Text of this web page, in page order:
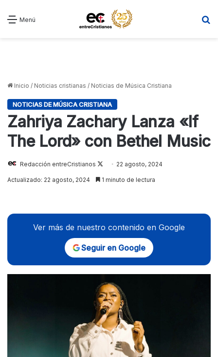
Menú
Inicio / Noticias cristianas / Noticias de Música Cristiana
NOTICIAS DE MÚSICA CRISTIANA
Zahriya Zachary Lanza «If
The Lord» con Bethel Music
Redacción entreCristianos
Follow22 agosto, 2024
Actualizado: 22 agosto, 2024 1 minuto de lectura
Ver más de nuestro contenido en Google
Seguir en Google